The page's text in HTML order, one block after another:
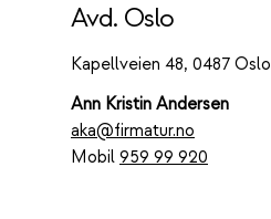
Avd. Oslo
Kapellveien 48, 0487 Oslo
Ann Kristin Andersen
aka@firmatur.no
Mobil 959 99 920